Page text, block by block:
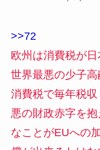
>>72
欧州は消費税が
世界最悪の少子
消費税で毎年税
悪の財政赤字を
なことがEUへの